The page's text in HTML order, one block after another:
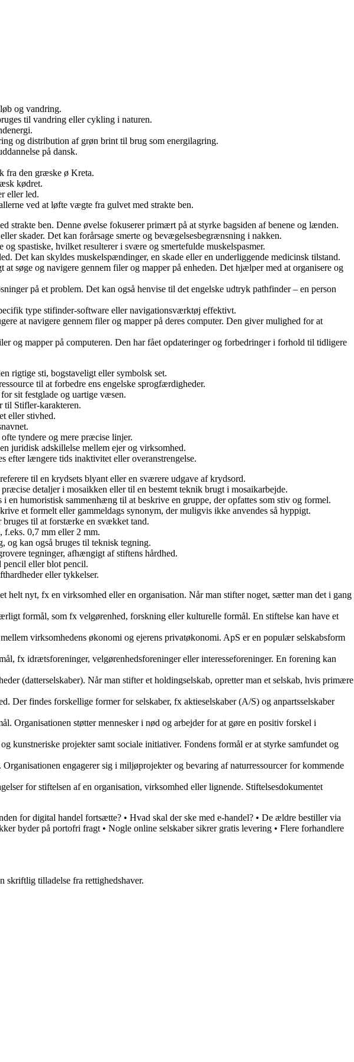
og vandring.
til vandring eller cykling i naturen.
og distribution af grøn brint til brug som energilagring.
på dansk.
fra den græske ø Kreta.
kødret.
eller led.
ved at løfte vægte fra gulvet med strakte ben.
ben. Denne øvelse fokuserer primært på at styrke bagsiden af benene og lænden.
skader. Det kan forårsage smerte og bevægelsesbegrænsning i nakken.
spastiske, hvilket resulterer i svære og smertefulde muskelspasmer.
Det kan skyldes muskelspændinger, en skade eller en underliggende medicinsk tilstand.
søge og navigere gennem filer og mapper på enheden. Det hjælper med at organisere og
på et problem. Det kan også henvise til det engelske udtryk pathfinder – en person
type stifinder-software eller navigationsværktøj effektivt.
at navigere gennem filer og mapper på deres computer. Den giver mulighed for at
mapper på computeren. Den har fået opdateringer og forbedringer i forhold til tidligere
rigtige sti, bogstaveligt eller symbolsk set.
til at forbedre ens engelske sprogfærdigheder.
sit festglade og uartige væsen.
til Stifler-karakteren.
eller stivhed.
tyndere og mere præcise linjer.
juridisk adskillelse mellem ejer og virksomhed.
længere tids inaktivitet eller overanstrengelse.
til en krydsets blyant eller en sværere udgave af krydsord.
detaljer i mosaikken eller til en bestemt teknik brugt i mosaikarbejde.
humoristisk sammenhæng til at beskrive en gruppe, der opfattes som stiv og formel.
et formelt eller gammeldags synonym, der muligvis ikke anvendes så hyppigt.
bruges til at forstærke en svækket tand.
0,7 mm eller 2 mm.
og kan også bruges til teknisk tegning.
tegninger, afhængigt af stiftens hårdhed.
pencil eller blot pencil.
eller tykkelser.
nyt, fx en virksomhed eller en organisation. Når man stifter noget, sætter man det i gang
formål, som fx velgørenhed, forskning eller kulturelle formål. En stiftelse kan have et
virksomhedens økonomi og ejerens privatøkonomi. ApS er en populær selskabsform
fx idrætsforeninger, velgørenhedsforeninger eller interesseforeninger. En forening kan
(datterselskaber). Når man stifter et holdingselskab, opretter man et selskab, hvis primære
Der findes forskellige former for selskaber, fx aktieselskaber (A/S) og anpartsselskaber
Organisationen støtter mennesker i nød og arbejder for at gøre en positiv forskel i
kunstneriske projekter samt sociale initiativer. Fondens formål er at styrke samfundet og
engagerer sig i miljøprojekter og bevaring af naturressourcer for kommende
for stiftelsen af en organisation, virksomhed eller lignende. Stiftelsesdokumentet
for digital handel fortsætte? • Hvad skal der ske med e-handel? • De ældre bestiller via
byder på portofri fragt • Nogle online selskaber sikrer gratis levering • Flere forhandlere
skriftlig tilladelse fra rettighedshaver.